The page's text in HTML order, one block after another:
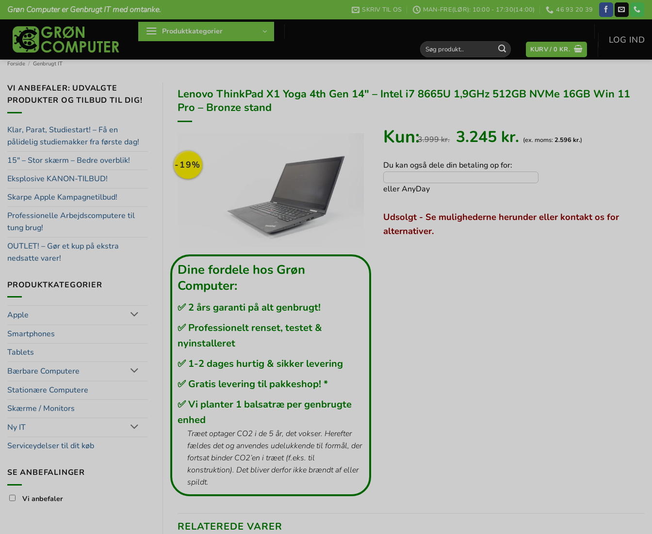
Fortsæt
til
indhold
Grøn Computer er Genbrugt IT med omtanke. SKRIV TIL OS MAN-FRE(LØR): 10:00 - 17:30(14:00) 46 93 20 39
Produktkategorier
Søg
efter:
KURV /0 KR.
LOG IND
Forside / Genbrugt IT
VI ANBEFALER: UDVALGTE
PRODUKTER OG TILBUD TIL DIG!
Klar, Parat, Studiestart! – Få en
pålidelig studiemakker fra første dag!
15″ – Stor skærm – Bedre overblik!
Eksplosive KANON-TILBUD!
Skarpe Apple Kampagnetilbud!
Professionelle Arbejdscomputere til
tung brug!
OUTLET! – Gør et kup på ekstra
nedsatte varer!
PRODUKTKATEGORIER
Apple
Smartphones
Tablets
Bærbare Computere
Stationære Computere
Skærme / Monitors
Ny IT
Serviceydelser til dit køb
SE ANBEFALINGER
Vi anbefaler
Lenovo ThinkPad X1 Yoga 4th Gen 14″ – Intel i7 8665U 1,9GHz 512GB NVMe 16GB Win 11
Pro – Bronze stand
-19%
Dine fordele hos Grøn
Computer:
✅ 2 års garanti på alt genbrugt!
✅ Professionelt renset, testet &
nyinstalleret
✅ 1-2 dages hurtig & sikker levering
✅ Gratis levering til pakkeshop! *
✅ Vi planter 1 balsatræ per genbrugte
enhed
Træet optager CO2 i de 5 år, det vokser. Herefter
fældes det og anvendes udelukkende til formål, der
fortsat binder CO2’en i træet (f.eks. til
konstruktion). Det bliver derfor ikke brændt af eller
spildt.
Kun:3.999kr. Den
oprindelige
pris
3.999 kr..
3.245 kr. Den
aktuelle
pris
(ex. moms:2.596kr.)
Du kan også dele din betaling op for:
ellerAnyDay
Udsolgt - Se mulighederne herunder eller kontakt os for
alternativer.
RELATEREDE VARER